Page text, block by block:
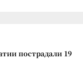
пострадали 19